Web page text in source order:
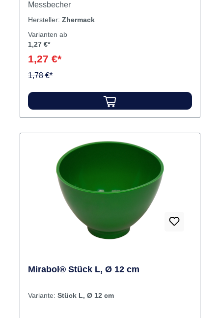
Messbecher
Hersteller: Zhermack
Varianten ab
1,27 €*
1,27 €*
1,78 €*
Mirabol® Stück L, Ø 12 cm
Variante: Stück L, Ø 12 cm